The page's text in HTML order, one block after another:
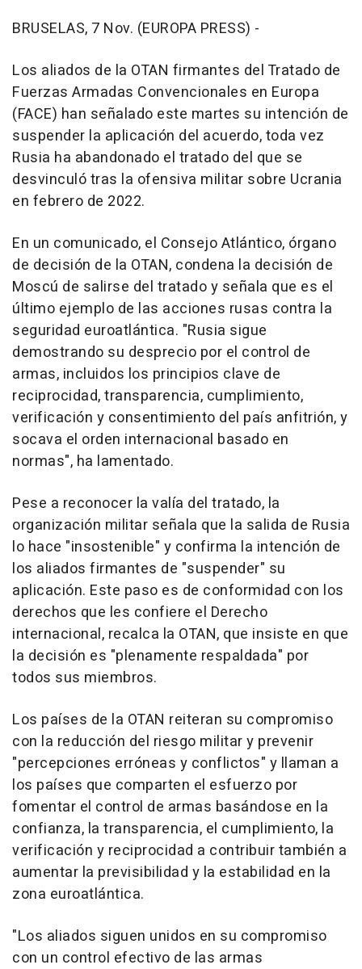
BRUSELAS, 7 Nov. (EUROPA PRESS) -
Los aliados de la OTAN firmantes del Tratado de
Fuerzas Armadas Convencionales en Europa
(FACE) han señalado este martes su intención de
suspender la aplicación del acuerdo, toda vez
Rusia ha abandonado el tratado del que se
desvinculó tras la ofensiva militar sobre Ucrania
en febrero de 2022.
En un comunicado, el Consejo Atlántico, órgano
de decisión de la OTAN, condena la decisión de
Moscú de salirse del tratado y señala que es el
último ejemplo de las acciones rusas contra la
seguridad euroatlántica. "Rusia sigue
demostrando su desprecio por el control de
armas, incluidos los principios clave de
reciprocidad, transparencia, cumplimiento,
verificación y consentimiento del país anfitrión, y
socava el orden internacional basado en
normas", ha lamentado.
Pese a reconocer la valía del tratado, la
organización militar señala que la salida de Rusia
lo hace "insostenible" y confirma la intención de
los aliados firmantes de "suspender" su
aplicación. Este paso es de conformidad con los
derechos que les confiere el Derecho
internacional, recalca la OTAN, que insiste en que
la decisión es "plenamente respaldada" por
todos sus miembros.
Los países de la OTAN reiteran su compromiso
con la reducción del riesgo militar y prevenir
"percepciones erróneas y conflictos" y llaman a
los países que comparten el esfuerzo por
fomentar el control de armas basándose en la
confianza, la transparencia, el cumplimiento, la
verificación y reciprocidad a contribuir también a
aumentar la previsibilidad y la estabilidad en la
zona euroatlántica.
"Los aliados siguen unidos en su compromiso
con un control efectivo de las armas